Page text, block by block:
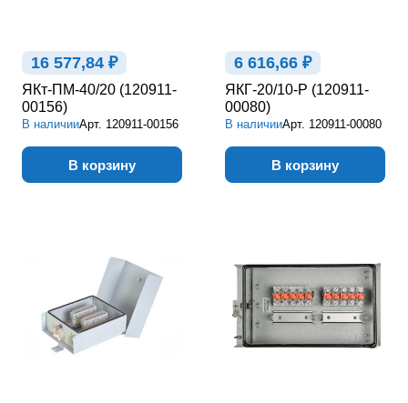
16 577,84 ₽
ЯКт-ПМ-40/20 (120911-
00156)
В наличииАрт. 120911-00156
В корзину
6 616,66 ₽
ЯКГ-20/10-Р (120911-
00080)
В наличииАрт. 120911-00080
В корзину